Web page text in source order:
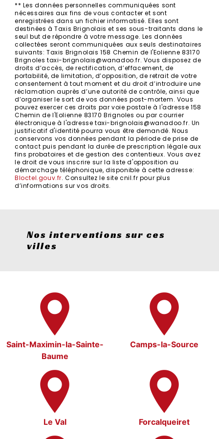
** Les données personnelles communiquées sont
nécessaires aux fins de vous contacter et sont
enregistrées dans un fichier informatisé. Elles sont
destinées à Taxis Brignolais et ses sous-traitants dans le
seul but de répondre à votre message. Les données
collectées seront communiquées aux seuls destinataires
suivants: Taxis Brignolais 158 Chemin de l'Eolienne 83170
Brignoles taxi-brignolais@wanadoo.fr. Vous disposez de
droits d’accès, de rectification, d’effacement, de
portabilité, de limitation, d’opposition, de retrait de votre
consentement à tout moment et du droit d’introduire une
réclamation auprès d’une autorité de contrôle, ainsi que
d’organiser le sort de vos données post-mortem. Vous
pouvez exercer ces droits par voie postale à l'adresse 158
Chemin de l'Eolienne 83170 Brignoles ou par courrier
électronique à l'adresse taxi-brignolais@wanadoo.fr. Un
justificatif d'identité pourra vous être demandé. Nous
conservons vos données pendant la période de prise de
contact puis pendant la durée de prescription légale aux
fins probatoires et de gestion des contentieux. Vous avez
le droit de vous inscrire sur la liste d'opposition au
démarchage téléphonique, disponible à cette adresse:
Bloctel.gouv.fr. Consultez le site cnil.fr pour plus
d’informations sur vos droits.
Nos interventions sur ces
villes
Saint-Maximin-la-Sainte-
Baume
Camps-la-Source
Le Val Forcalqueiret